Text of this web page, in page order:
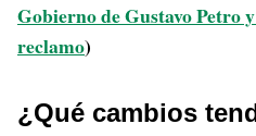
Gobierno de Gustavo Petro
reclamo)
¿Qué cambios